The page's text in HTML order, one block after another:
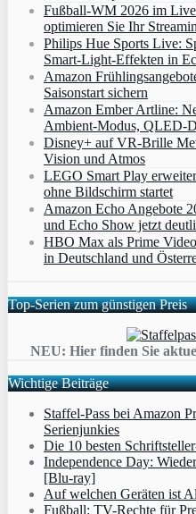
Fußball-WM 2026 im
optimieren Sie Ihr
Philips Hue Sports Live:
Smart‑Light‑Effekten in
Amazon
Saisonstart sichern
Amazon Ember Artline:
Ambient‑Modus,
Disney+ auf VR-Brille
Vision und Atmos
LEGO Smart Play
ohne Bildschirm startet
Amazon Echo Angebote
und Echo Show jetzt
HBO Max als Prime
in Deutschland und
Top-Serien zum günstigen Preis
NEU: Hier finden Sie
Wichtige Beiträge
Staffel-Pass bei Amazon
Serienjunkies
Die 10 besten
Independence Day:
[Blu-ray]
Auf welchen Geräten ist
Fußball: TV-Rechte für